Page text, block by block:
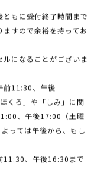
もに受付終了時間まで
すので余裕を持ってお
になることがございま
前11:30、午後
くろ」や「しみ」に関
、午後17:00（土曜
っては午後から、もし
11:30、午後16:30まで